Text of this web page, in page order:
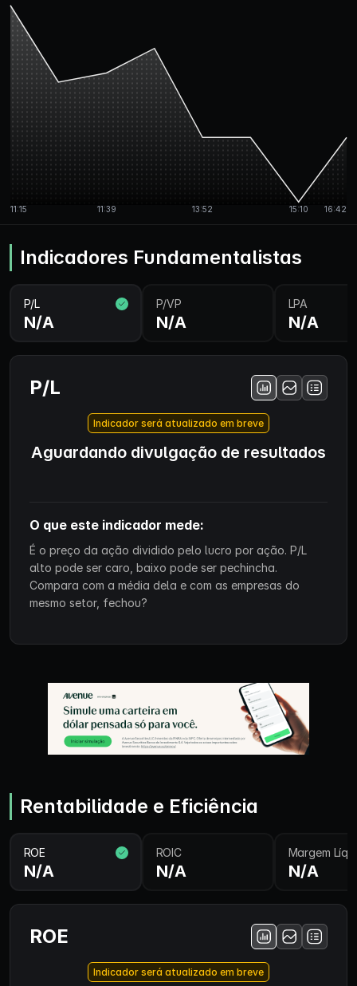
Indicadores Fundamentalistas
P/L
N/A
P/VP
N/A
LPA
N/A
P/L
Indicador será atualizado em breve
Aguardando divulgação de resultados
O que este indicador mede:
É o preço da ação dividido pelo lucro por ação. P/L
alto pode ser caro, baixo pode ser pechincha.
Compara com a média dela e com as empresas do
mesmo setor, fechou?
Rentabilidade e Eficiência
ROE
N/A
ROIC
N/A
Margem
N/A
ROE
Indicador será atualizado em breve